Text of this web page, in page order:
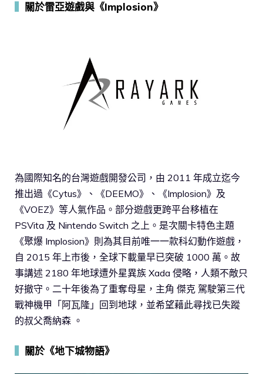
關於雷亞遊戲與《Implosion》
為國際知名的台灣遊戲開發公司，由 2011 年成立迄今
推出過《Cytus》、《DEEMO》、《Implosion》及
《VOEZ》等人氣作品。部分遊戲更跨平台移植在
PSVita 及 Nintendo Switch 之上。是次關卡特色主題
《聚爆 Implosion》則為其目前唯一一款科幻動作遊戲，
自 2015 年上市後，全球下載量早已突破 1000 萬。故
事講述 2180 年地球遭外星異族 Xada 侵略，人類不敵只
好撤守。二十年後為了重奪母星，主角 傑克 駕駛第三代
戰神機甲「阿瓦隆」回到地球，並希望藉此尋找已失蹤
的叔父喬納森 。
關於《地下城物語》